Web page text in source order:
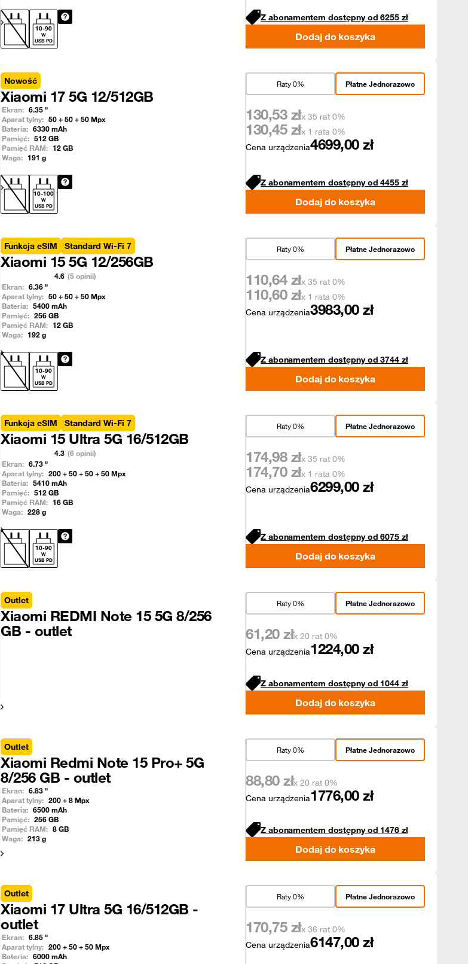
Pokaż następny
10-90
W
USB PD
Z abonamentem dostępny od 6255 zł
Dodaj do koszyka
Pokaż następny
Nowość
Xiaomi 17 5G 12/512GB
Ekran: 6.35 "
Aparat tylny: 50 + 50 + 50Mpx
Bateria: 6330mAh
Pamięć: 512GB
Pamięć RAM: 12GB
Waga: 191 g
10-100
W
USB PD
Płatne Jednorazowo
Raty 0%
Cena urządzenia4699,00 zł
130,53 złx 35 rat 0%
130,45 złx 1 rata 0%
Z abonamentem dostępny od 4455 zł
Dodaj do koszyka
Pokaż następny
Funkcja eSIM Standard Wi-Fi 7
Xiaomi 15 5G 12/256GB
4.6 (5 opinii)
Ekran: 6.36 "
Aparat tylny: 50 + 50 + 50Mpx
Bateria: 5400mAh
Pamięć: 256GB
Pamięć RAM: 12GB
Waga: 192g
10-90
W
USB PD
Płatne Jednorazowo
Raty 0%
Cena urządzenia3983,00 zł
110,64 złx 35 rat 0%
110,60 złx 1 rata 0%
Z abonamentem dostępny od 3744 zł
Dodaj do koszyka
Pokaż następny
Funkcja eSIM Standard Wi-Fi 7
Xiaomi 15 Ultra 5G 16/512GB
4.3 (6 opinii)
Ekran: 6.73 "
Aparat tylny: 200 + 50 + 50 + 50Mpx
Bateria: 5410mAh
Pamięć: 512GB
Pamięć RAM: 16GB
Waga: 228g
10-90
W
USB PD
Płatne Jednorazowo
Raty 0%
Cena urządzenia6299,00 zł
174,98 złx 35 rat 0%
174,70 złx 1 rata 0%
Z abonamentem dostępny od 6075 zł
Dodaj do koszyka
Pokaż następny
Outlet
Xiaomi REDMI Note 15 5G 8/256
GB - outlet
Płatne Jednorazowo
Raty 0%
Cena urządzenia1224,00 zł
61,20 złx 20 rat 0%
Z abonamentem dostępny od 1044 zł
Dodaj do koszyka
Pokaż następny
Outlet
Xiaomi Redmi Note 15 Pro+ 5G
8/256 GB - outlet
Ekran: 6.83 "
Aparat tylny: 200 + 8Mpx
Bateria: 6500mAh
Pamięć: 256GB
Pamięć RAM: 8GB
Waga: 213g
Płatne Jednorazowo
Raty 0%
Cena urządzenia1776,00 zł
88,80 złx 20 rat 0%
Z abonamentem dostępny od 1476 zł
Dodaj do koszyka
Outlet
Xiaomi 17 Ultra 5G 16/512GB -
outlet
Ekran: 6.85 "
Aparat tylny: 200 + 50 + 50Mpx
Bateria: 6000mAh
Płatne Jednorazowo
Raty 0%
Cena urządzenia6147,00 zł
170,75 złx 36 rat 0%